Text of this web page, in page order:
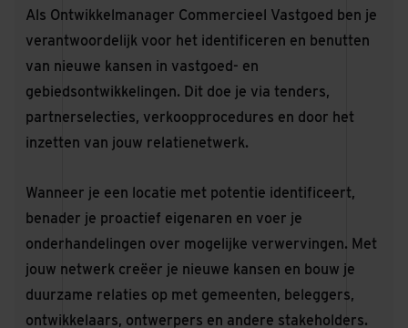
Als Ontwikkelmanager Commercieel Vastgoed ben je
verantwoordelijk voor het identificeren en benutten
van nieuwe kansen in vastgoed- en
gebiedsontwikkelingen. Dit doe je via tenders,
partnerselecties, verkoopprocedures en door het
inzetten van jouw relatienetwerk.
Wanneer je een locatie met potentie identificeert,
benader je proactief eigenaren en voer je
onderhandelingen over mogelijke verwervingen. Met
jouw netwerk creëer je nieuwe kansen en bouw je
duurzame relaties op met gemeenten, beleggers,
ontwikkelaars, ontwerpers en andere stakeholders.